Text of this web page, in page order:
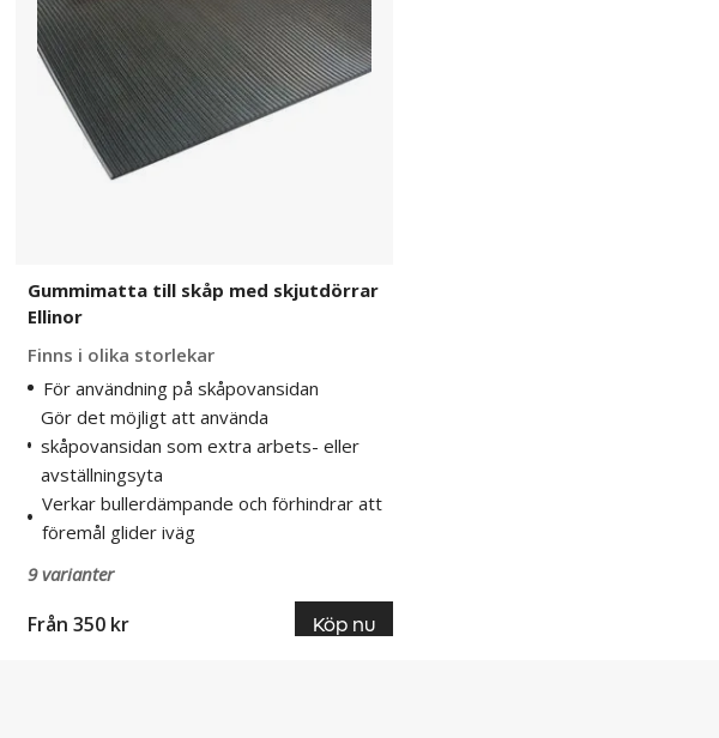
skjutdörrar
Ellinor
Gummimatta till skåp med skjutdörrar
Ellinor
Finns i olika storlekar
För användning på skåpovansidan
Gör det möjligt att använda
skåpovansidan som extra arbets- eller
avställningsyta
Verkar bullerdämpande och förhindrar att
föremål glider iväg
9 varianter
Från 350 kr Köp nu